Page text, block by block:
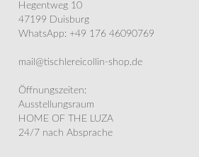
Hegentweg 10
47199 Duisburg
WhatsApp: +49 176 46090769
mail@tischlereicollin-shop.de
Öffnungszeiten:
Ausstellungsraum
HOME OF THE LUZA
24/7 nach Absprache